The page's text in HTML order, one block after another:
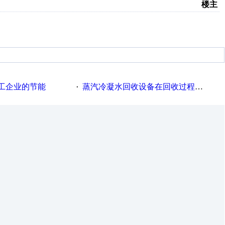
楼主
企业的节能 · 蒸汽冷凝水回收设备在回收过程中的运行要点